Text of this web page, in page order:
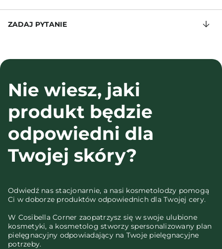
ZADAJ PYTANIE
Nie wiesz, jaki
produkt będzie
odpowiedni dla
Twojej skóry?
Odwiedź nas stacjonarnie, a nasi kosmetolodzy pomogą
Ci w doborze produktów odpowiednich dla Twojej cery.
W Cosibella Corner zaopatrzysz się w swoje ulubione
kosmetyki, a kosmetolog stworzy spersonalizowany plan
pielęgnacyjny odpowiadający na Twoje pielęgnacyjne
potrzeby.